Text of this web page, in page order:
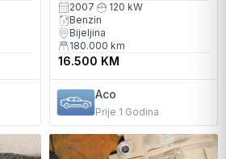
2007
120 kW
Benzin
Bijeljina
180.000 km
16.500 KM
Aco
Prije 1 Godina